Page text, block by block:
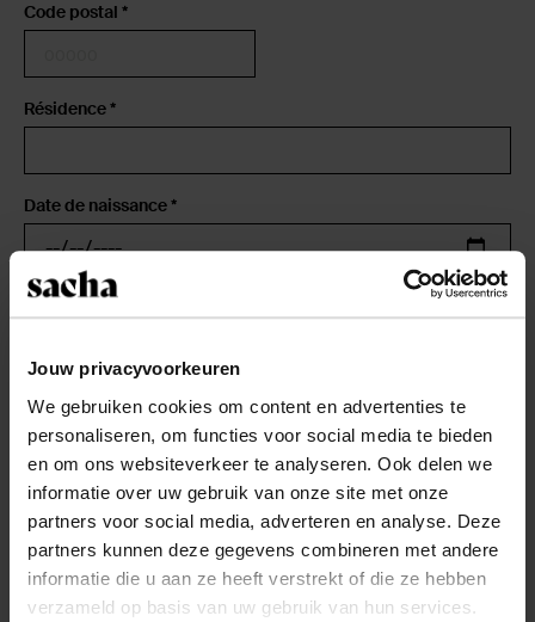
Jouw privacyvoorkeuren
We gebruiken cookies om content en advertenties te
personaliseren, om functies voor social media te bieden
en om ons websiteverkeer te analyseren. Ook delen we
informatie over uw gebruik van onze site met onze
partners voor social media, adverteren en analyse. Deze
partners kunnen deze gegevens combineren met andere
informatie die u aan ze heeft verstrekt of die ze hebben
verzameld op basis van uw gebruik van hun services.
Code postal *
Résidence *
Date de naissance *
E-mail *
Mot de passe *
Votre mot de passe doit contenir au moins 8 caractères..
Confirmer le mot de passe *